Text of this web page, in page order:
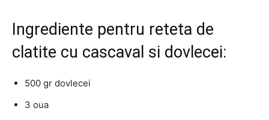
Ingrediente pentru reteta de
clatite cu cascaval si dovlecei:
500 gr dovlecei
3 oua